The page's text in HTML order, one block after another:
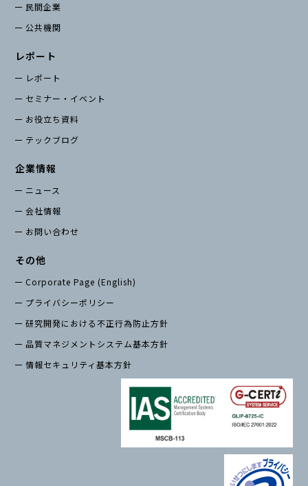
民間企業
公共機関
レポート
レポート
セミナー・イベント
お役立ち資料
テックブログ
企業情報
ニュース
会社情報
お問い合わせ
その他
Corporate Page (English)
プライバシーポリシー
研究開発における不正行為防止方針
品質マネジメントシステム基本方針
情報セキュリティ基本方針